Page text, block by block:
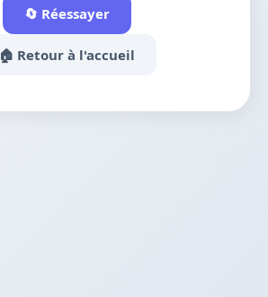
🔄 Réessayer
🏠 Retour à l'accueil